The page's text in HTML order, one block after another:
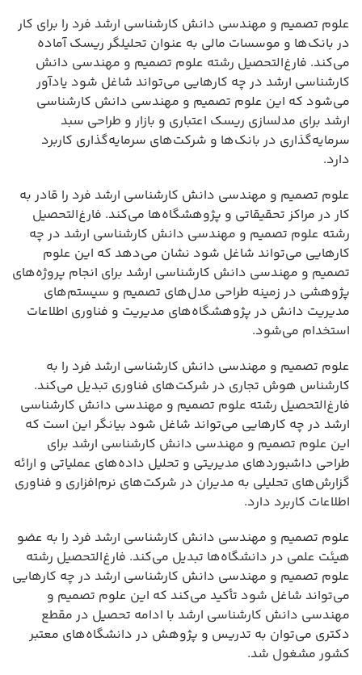
علوم تصمیم و مهندسی دانش کارشناسی ارشد فرد را برای کار
در بانک‌ها و موسسات مالی به عنوان تحلیلگر ریسک آماده
می‌کند. فارغ‌التحصیل رشته علوم تصمیم و مهندسی دانش
کارشناسی ارشد در چه کارهایی می‌تواند شاغل شود یادآور
می‌شود که این علوم تصمیم و مهندسی دانش کارشناسی
ارشد برای مدلسازی ریسک اعتباری و بازار و طراحی سبد
سرمایه‌گذاری در بانک‌ها و شرکت‌های سرمایه‌گذاری کاربرد
دارد.
علوم تصمیم و مهندسی دانش کارشناسی ارشد فرد را قادر به
کار در مراکز تحقیقاتی و پژوهشگاه‌ها می‌کند. فارغ‌التحصیل
رشته علوم تصمیم و مهندسی دانش کارشناسی ارشد در چه
کارهایی می‌تواند شاغل شود نشان می‌دهد که این علوم
تصمیم و مهندسی دانش کارشناسی ارشد برای انجام پروژه‌های
پژوهشی در زمینه طراحی مدل‌های تصمیم و سیستم‌های
مدیریت دانش در پژوهشگاه‌های مدیریت و فناوری اطلاعات
استخدام می‌شود.
علوم تصمیم و مهندسی دانش کارشناسی ارشد فرد را به
کارشناس هوش تجاری در شرکت‌های فناوری تبدیل می‌کند.
فارغ‌التحصیل رشته علوم تصمیم و مهندسی دانش کارشناسی
ارشد در چه کارهایی می‌تواند شاغل شود بیانگر این است که
این علوم تصمیم و مهندسی دانش کارشناسی ارشد برای
طراحی داشبوردهای مدیریتی و تحلیل داده‌های عملیاتی و ارائه
گزارش‌های تحلیلی به مدیران در شرکت‌های نرم‌افزاری و فناوری
اطلاعات کاربرد دارد.
علوم تصمیم و مهندسی دانش کارشناسی ارشد فرد را به عضو
هیئت علمی در دانشگاه‌ها تبدیل می‌کند. فارغ‌التحصیل رشته
علوم تصمیم و مهندسی دانش کارشناسی ارشد در چه کارهایی
می‌تواند شاغل شود تأکید می‌کند که این علوم تصمیم و
مهندسی دانش کارشناسی ارشد با ادامه تحصیل در مقطع
دکتری می‌توان به تدریس و پژوهش در دانشگاه‌های معتبر
کشور مشغول شد.